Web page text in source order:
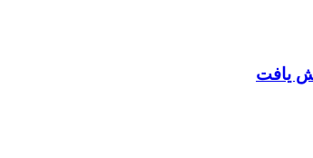
یافت